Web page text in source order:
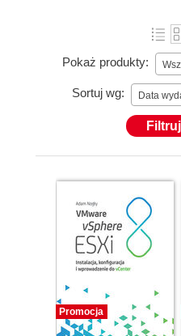
Pokaż produkty:
Sortuj wg: Data
Promocja